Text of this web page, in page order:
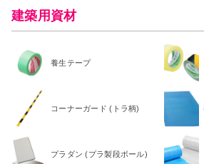
建築用資材
養生テープ
コーナーガード (トラ柄)
プラダン (プラ製段ボール)